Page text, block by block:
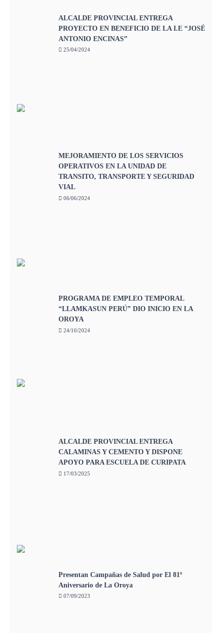
ALCALDE PROVINCIAL ENTREGA
PROYECTO EN BENEFICIO DE LA I.E “JOSÉ
ANTONIO ENCINAS”
25/04/2024
MEJORAMIENTO DE LOS SERVICIOS
OPERATIVOS EN LA UNIDAD DE
TRANSITO, TRANSPORTE Y SEGURIDAD
VIAL
06/06/2024
PROGRAMA DE EMPLEO TEMPORAL
“LLAMKASUN PERÚ” DIO INICIO EN LA
OROYA
24/10/2024
ALCALDE PROVINCIAL ENTREGA
CALAMINAS Y CEMENTO Y DISPONE
APOYO PARA ESCUELA DE CURIPATA
17/03/2025
Presentan Campañas de Salud por El 81º
Aniversario de La Oroya
07/09/2023